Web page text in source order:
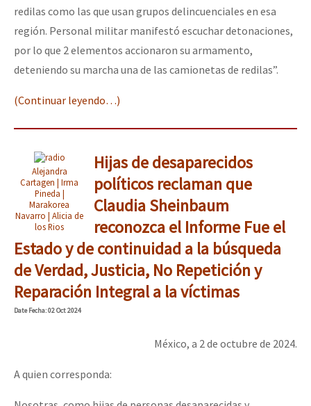
redilas como las que usan grupos delincuenciales en esa
región. Personal militar manifestó escuchar detonaciones,
por lo que 2 elementos accionaron su armamento,
deteniendo su marcha una de las camionetas de redilas”.
(Continuar leyendo…)
Alejandra
Cartagen | Irma
Pineda |
Marakorea
Navarro | Alicia de
los Rios
Hijas de desaparecidos
políticos reclaman que
Claudia Sheinbaum
reconozca el Informe Fue el
Estado y de continuidad a la búsqueda
de Verdad, Justicia, No Repetición y
Reparación Integral a la víctimas
DateFecha: 02 Oct 2024
México, a 2 de octubre de 2024.
A quien corresponda: